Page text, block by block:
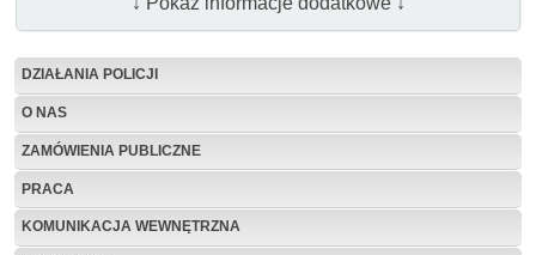
DZIAŁANIA POLICJI
O NAS
ZAMÓWIENIA PUBLICZNE
PRACA
KOMUNIKACJA WEWNĘTRZNA